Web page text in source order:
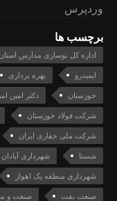
وردپرس
برچسب ها
اداره کل نوسازی مدارس
ایمیدرو بهره برداری
خوزستان دکتر امین
شرکت فولاد خوزستان
شرکت ملی حفاری ایران
شستا شهرداری آبادان
شهرداری منطقه یک اهواز
صنعت نفت صنعت و